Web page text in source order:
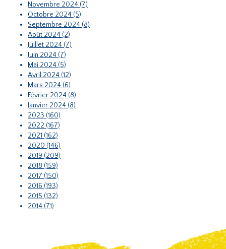
Novembre 2024 (7)
Octobre 2024 (5)
Septembre 2024 (8)
Août 2024 (2)
Juillet 2024 (7)
Juin 2024 (7)
Mai 2024 (5)
Avril 2024 (12)
Mars 2024 (6)
Février 2024 (8)
Janvier 2024 (8)
2023 (160)
2022 (167)
2021 (162)
2020 (146)
2019 (209)
2018 (159)
2017 (150)
2016 (193)
2015 (132)
2014 (71)